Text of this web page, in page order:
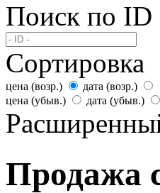
Поиск по ID
Сортировка
цена (возр.)
дата (возр.)
цена (убыв.)
дата (убыв.)
Продажа